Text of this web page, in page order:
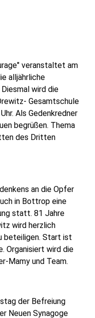
veranstaltet am
alljährliche
wird die
Gesamtschule
Als Gedenkredner
begrüßen. Thema
des Dritten
an die Opfer
in Bottrop eine
statt. 81 Jahre
wird herzlich
beteiligen. Start ist
Organisiert wird die
Mamy und Team.
der Befreiung
Neuen Synagoge